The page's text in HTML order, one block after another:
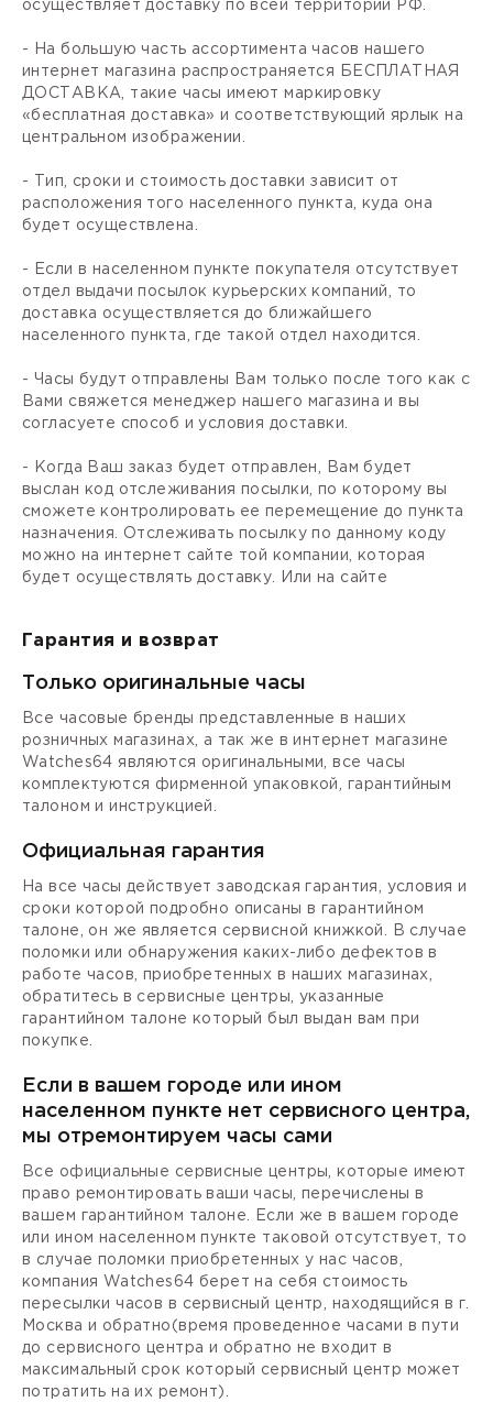
осуществляет доставку по всей территории РФ.
- На большую часть ассортимента часов нашего
интернет магазина распространяется БЕСПЛАТНАЯ
ДОСТАВКА, такие часы имеют маркировку
«бесплатная доставка» и соответствующий ярлык на
центральном изображении.
- Тип, сроки и стоимость доставки зависит от
расположения того населенного пункта, куда она
будет осуществлена.
- Если в населенном пункте покупателя отсутствует
отдел выдачи посылок курьерских компаний, то
доставка осуществляется до ближайшего
населенного пункта, где такой отдел находится.
- Часы будут отправлены Вам только после того как с
Вами свяжется менеджер нашего магазина и вы
согласуете способ и условия доставки.
- Когда Ваш заказ будет отправлен, Вам будет
выслан код отслеживания посылки, по которому вы
сможете контролировать ее перемещение до пункта
назначения. Отслеживать посылку по данному коду
можно на интернет сайте той компании, которая
будет осуществлять доставку. Или на сайте
Гарантия и возврат
Только оригинальные часы
Все часовые бренды представленные в наших
розничных магазинах, а так же в интернет магазине
Watches64 являются оригинальными, все часы
комплектуются фирменной упаковкой, гарантийным
талоном и инструкцией.
Официальная гарантия
На все часы действует заводская гарантия, условия и
сроки которой подробно описаны в гарантийном
талоне, он же является сервисной книжкой. В случае
поломки или обнаружения каких-либо дефектов в
работе часов, приобретенных в наших магазинах,
обратитесь в сервисные центры, указанные
гарантийном талоне который был выдан вам при
покупке.
Если в вашем городе или ином
населенном пункте нет сервисного центра,
мы отремонтируем часы сами
Все официальные сервисные центры, которые имеют
право ремонтировать ваши часы, перечислены в
вашем гарантийном талоне. Если же в вашем городе
или ином населенном пункте таковой отсутствует, то
в случае поломки приобретенных у нас часов,
компания Watches64 берет на себя стоимость
пересылки часов в сервисный центр, находящийся в г.
Москва и обратно(время проведенное часами в пути
до сервисного центра и обратно не входит в
максимальный срок который сервисный центр может
потратить на их ремонт).